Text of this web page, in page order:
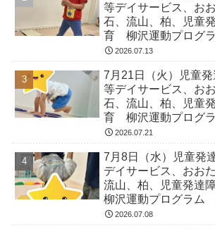
等デイサービス、お
石、流山、柏、児童
育 柳沢運動プログ
気になる 発達障害
2026.07.13
7月21日（火）児童
等デイサービス、お
石、流山、柏、児童
育 柳沢運動プログ
気になる 発達障害
2026.07.21
7月8日（水）児童発
デイサービス、おお
流山、柏、児童発
柳沢運動プログラム
なる 発達障害 放
2026.07.08